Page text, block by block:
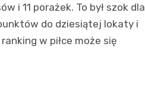
i 11 porażek. To był szok dla
do dziesiątej lokaty i
w piłce może się